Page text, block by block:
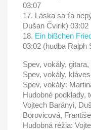
03:07
17. Láska sa ťa
Dušan Čvirik) 03:02
18. Ein bißchen
03:02 (hudba Ralph
Spev, vokály,
Spev, vokály,
Spev, vokály:
Hudobné podklady,
Vojtech Barányi,
Borovicová,
Hudobná réžia: